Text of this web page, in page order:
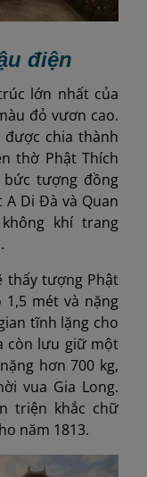
điện
lớn nhất của
đỏ vươn cao.
chia thành
thờ Phật Thích
bức tượng đồng
Di Đà và Quan
khí trang
thấy tượng Phật
1,5 mét và nặng
tĩnh lặng cho
còn lưu giữ một
hơn 700 kg,
vua Gia Long.
triện khắc chữ
năm 1813.